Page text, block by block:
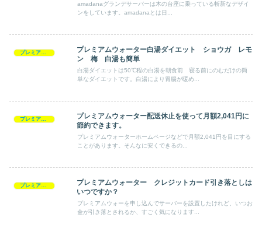
amadanaグランデサーバーは木の台座に乗っている斬新なデザイ
ンをしています。amadanaとは日...
プレミアムウォーター
プレミアムウォーター白湯ダイエット ショウガ レモ
ン 梅 白湯も簡単
白湯ダイエットは50℃程の白湯を朝食前 寝る前にのむだけの簡
単なダイエットです。白湯により胃腸が暖め...
プレミアムウォーター
プレミアムウォーター配送休止を使って月額2,041円に
節約できます。
プレミアムウォーターホームページなどで月額2,041円を目にする
ことがあります。そんなに安くできるの...
プレミアムウォーター
プレミアムウォーター クレジットカード引き落としは
いつですか？
プレミアムウォーを申し込んでサーバーを設置したけれど、いつお
金が引き落とされるか、すごく気になります...